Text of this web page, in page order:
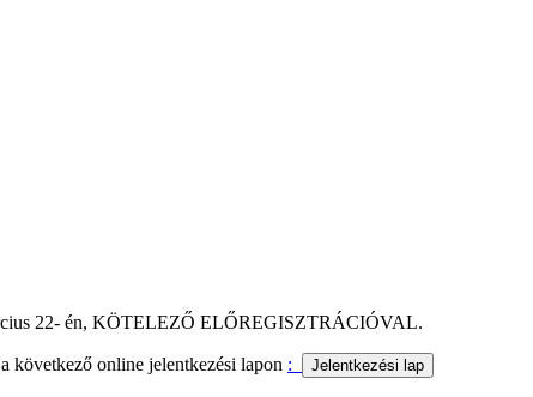
22- én, KÖTELEZŐ ELŐREGISZTRÁCIÓVAL.
következő online jelentkezési lapon :